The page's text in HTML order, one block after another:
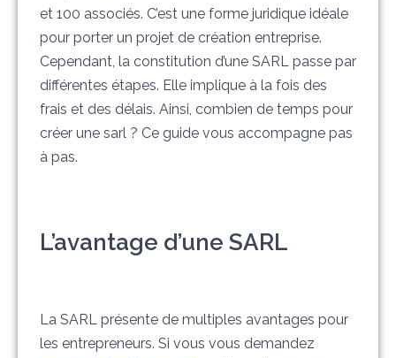
et 100 associés. C’est une forme juridique idéale
pour porter un projet de création entreprise.
Cependant, la constitution d’une SARL passe par
différentes étapes. Elle implique à la fois des
frais et des délais. Ainsi, combien de temps pour
créer une sarl ? Ce guide vous accompagne pas
à pas.
L’avantage d’une SARL
La SARL présente de multiples avantages pour
les entrepreneurs. Si vous vous demandez